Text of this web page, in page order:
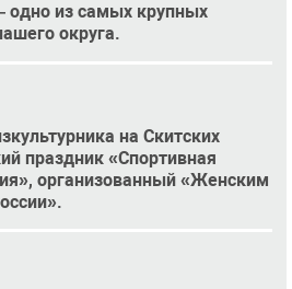
одно из самых крупных
округа.
на Скитских
праздник «Спортивная
организованный «Женским